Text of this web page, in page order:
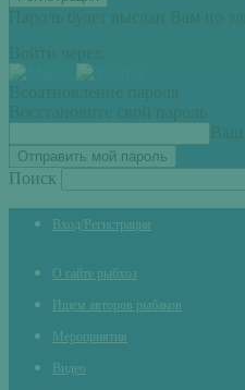
Пароль будет выслан Вам по
Войти через:
Всоатновление пароля
Восстановите свой пароль
Ваш
Поиск
Вход/Регистрация
О сайте рыбхоз
Ищем авторов рыбаков
Мероприятия
Видео